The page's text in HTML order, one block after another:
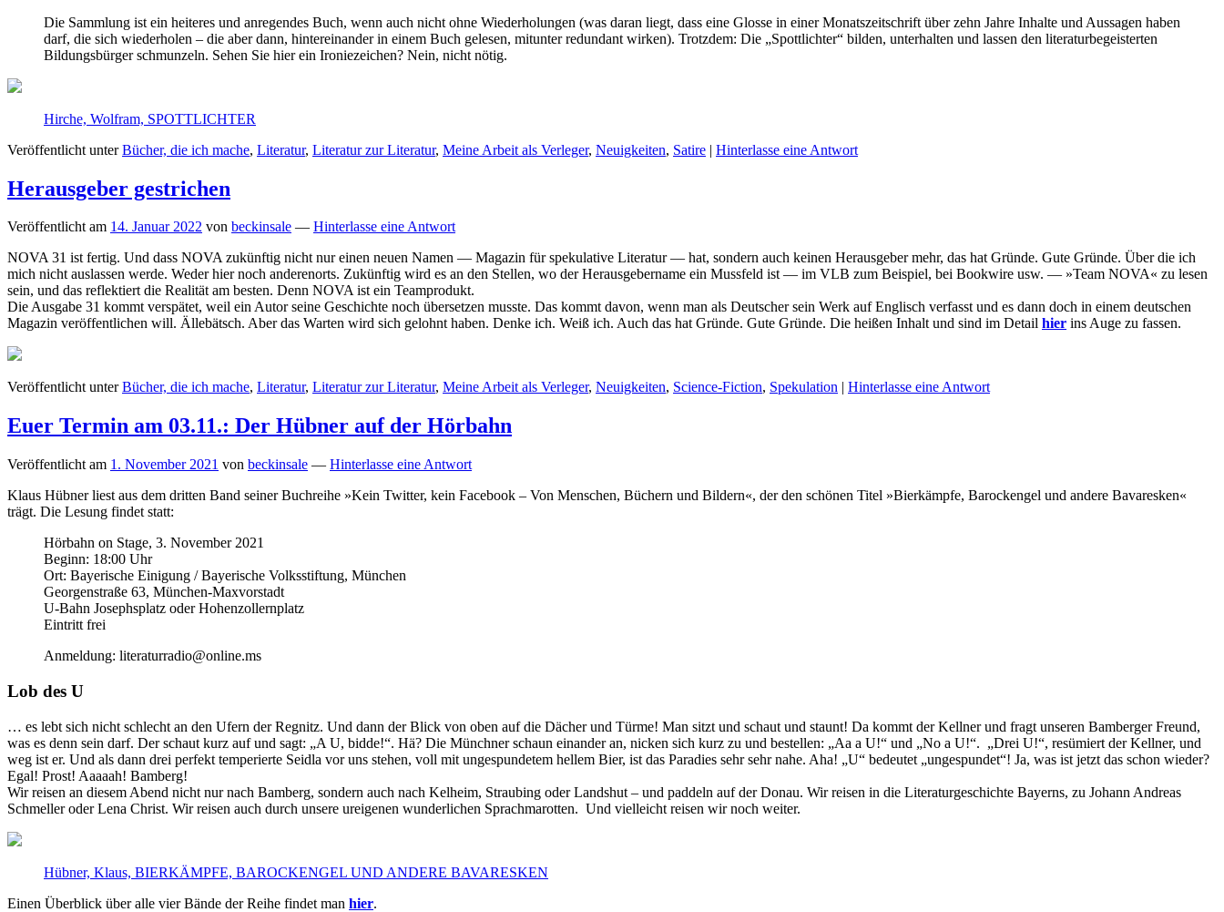
Die Sammlung ist ein heiteres und anregendes Buch, wenn auch nicht ohne Wiederholungen (was daran liegt, dass eine Glosse in einer Monatszeitschrift über zehn Jahre Inhalte und Aussagen haben
darf, die sich wiederholen – die aber dann, hintereinander in einem Buch gelesen, mitunter redundant wirken). Trotzdem: Die „Spottlichter“ bilden, unterhalten und lassen den literaturbegeisterten
Bildungsbürger schmunzeln. Sehen Sie hier ein Ironiezeichen? Nein, nicht nötig.
Hirche, Wolfram, SPOTTLICHTER
Veröffentlicht unter Bücher, die ich mache, Literatur, Literatur zur Literatur, Meine Arbeit als Verleger, Neuigkeiten, Satire | Hinterlasse eine Antwort
Herausgeber gestrichen
Veröffentlicht am 14. Januar 2022 von beckinsale — Hinterlasse eine Antwort
NOVA 31 ist fertig. Und dass NOVA zukünftig nicht nur einen neuen Namen — Magazin für spekulative Literatur — hat, sondern auch keinen Herausgeber mehr, das hat Gründe. Gute Gründe. Über die ich
mich nicht auslassen werde. Weder hier noch anderenorts. Zukünftig wird es an den Stellen, wo der Herausgebername ein Mussfeld ist — im VLB zum Beispiel, bei Bookwire usw. — »Team NOVA« zu lesen
sein, und das reflektiert die Realität am besten. Denn NOVA ist ein Teamprodukt.
Die Ausgabe 31 kommt verspätet, weil ein Autor seine Geschichte noch übersetzen musste. Das kommt davon, wenn man als Deutscher sein Werk auf Englisch verfasst und es dann doch in einem deutschen
Magazin veröffentlichen will. Ällebätsch. Aber das Warten wird sich gelohnt haben. Denke ich. Weiß ich. Auch das hat Gründe. Gute Gründe. Die heißen Inhalt und sind im Detail hier ins Auge zu fassen.
Veröffentlicht unter Bücher, die ich mache, Literatur, Literatur zur Literatur, Meine Arbeit als Verleger, Neuigkeiten, Science-Fiction, Spekulation | Hinterlasse eine Antwort
Euer Termin am 03.11.: Der Hübner auf der Hörbahn
Veröffentlicht am 1. November 2021 von beckinsale — Hinterlasse eine Antwort
Klaus Hübner liest aus dem dritten Band seiner Buchreihe »Kein Twitter, kein Facebook – Von Menschen, Büchern und Bildern«, der den schönen Titel »Bierkämpfe, Barockengel und andere Bavaresken«
trägt. Die Lesung findet statt:
Hörbahn on Stage, 3. November 2021
Beginn: 18:00 Uhr
Ort: Bayerische Einigung / Bayerische Volksstiftung, München
Georgenstraße 63, München-Maxvorstadt
U-Bahn Josephsplatz oder Hohenzollernplatz
Eintritt frei
Anmeldung: literaturradio@online.ms
Lob des U
… es lebt sich nicht schlecht an den Ufern der Regnitz. Und dann der Blick von oben auf die Dächer und Türme! Man sitzt und schaut und staunt! Da kommt der Kellner und fragt unseren Bamberger Freund,
was es denn sein darf. Der schaut kurz auf und sagt: „A U, bidde!“. Hä? Die Münchner schaun einander an, nicken sich kurz zu und bestellen: „Aa a U!“ und „No a U!“. „Drei U!“, resümiert der Kellner, und
weg ist er. Und als dann drei perfekt temperierte Seidla vor uns stehen, voll mit ungespundetem hellem Bier, ist das Paradies sehr sehr nahe. Aha! „U“ bedeutet „ungespundet“! Ja, was ist jetzt das schon wieder?
Egal! Prost! Aaaaah! Bamberg!
Wir reisen an diesem Abend nicht nur nach Bamberg, sondern auch nach Kelheim, Straubing oder Landshut – und paddeln auf der Donau. Wir reisen in die Literaturgeschichte Bayerns, zu Johann Andreas
Schmeller oder Lena Christ. Wir reisen auch durch unsere ureigenen wunderlichen Sprachmarotten. Und vielleicht reisen wir noch weiter.
Hübner, Klaus, BIERKÄMPFE, BAROCKENGEL UND ANDERE BAVARESKEN
Einen Überblick über alle vier Bände der Reihe findet man hier.